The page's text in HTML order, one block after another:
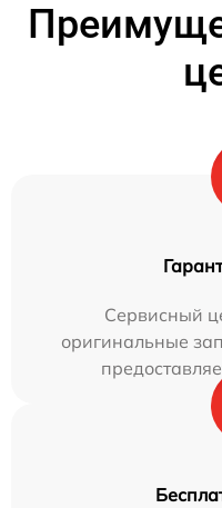
Сервисный
оригинальные